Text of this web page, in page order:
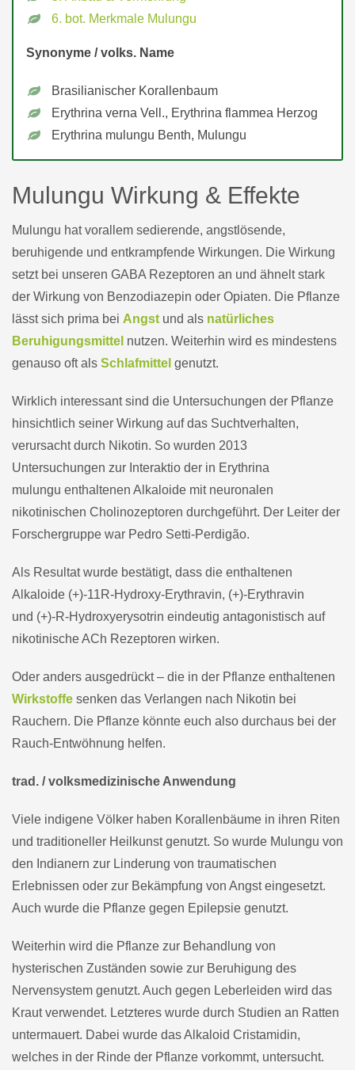
6. bot. Merkmale Mulungu
Synonyme / volks. Name
Brasilianischer Korallenbaum
Erythrina verna Vell., Erythrina flammea Herzog
Erythrina mulungu Benth, Mulungu
Mulungu Wirkung & Effekte
Mulungu hat vorallem sedierende, angstlösende,
beruhigende und entkrampfende Wirkungen. Die Wirkung
setzt bei unseren GABA Rezeptoren an und ähnelt stark
der Wirkung von Benzodiazepin oder Opiaten. Die Pflanze
lässt sich prima bei Angst und als natürliches
Beruhigungsmittel nutzen. Weiterhin wird es mindestens
genauso oft als Schlafmittel genutzt.
Wirklich interessant sind die Untersuchungen der Pflanze
hinsichtlich seiner Wirkung auf das Suchtverhalten,
verursacht durch Nikotin. So wurden 2013
Untersuchungen zur Interaktio der in Erythrina
mulungu enthaltenen Alkaloide mit neuronalen
nikotinischen Cholinozeptoren durchgeführt. Der Leiter der
Forschergruppe war Pedro Setti-Perdigão.
Als Resultat wurde bestätigt, dass die enthaltenen
Alkaloide (+)-11R-Hydroxy-Erythravin, (+)-Erythravin
und (+)-R-Hydroxyerysotrin eindeutig antagonistisch auf
nikotinische ACh Rezeptoren wirken.
Oder anders ausgedrückt – die in der Pflanze enthaltenen
Wirkstoffe senken das Verlangen nach Nikotin bei
Rauchern. Die Pflanze könnte euch also durchaus bei der
Rauch-Entwöhnung helfen.
trad. / volksmedizinische Anwendung
Viele indigene Völker haben Korallenbäume in ihren Riten
und traditioneller Heilkunst genutzt. So wurde Mulungu von
den Indianern zur Linderung von traumatischen
Erlebnissen oder zur Bekämpfung von Angst eingesetzt.
Auch wurde die Pflanze gegen Epilepsie genutzt.
Weiterhin wird die Pflanze zur Behandlung von
hysterischen Zuständen sowie zur Beruhigung des
Nervensystem genutzt. Auch gegen Leberleiden wird das
Kraut verwendet. Letzteres wurde durch Studien an Ratten
untermauert. Dabei wurde das Alkaloid Cristamidin,
welches in der Rinde der Pflanze vorkommt, untersucht.